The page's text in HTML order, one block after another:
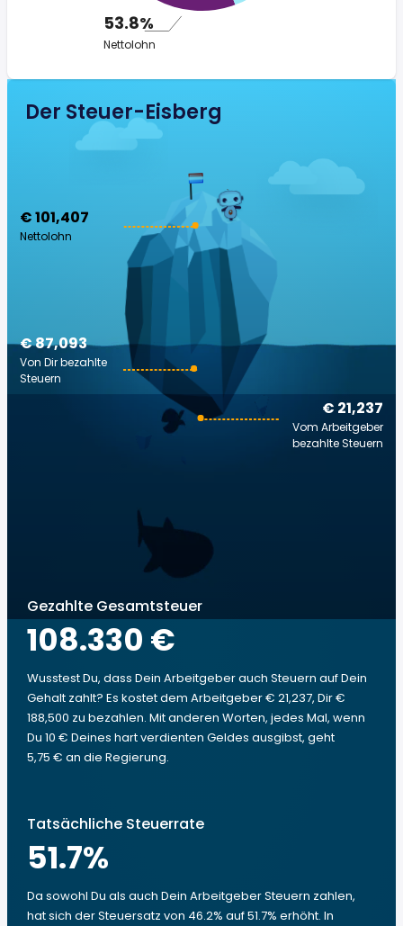
53.8%
Nettolohn
Der Steuer-Eisberg
€ 101,407
Nettolohn
€ 21,237
Vom Arbeitgeber
bezahlte Steuern
€ 87,093
Von Dir bezahlte
Steuern
Gezahlte Gesamtsteuer
108.330 €
Wusstest Du, dass Dein Arbeitgeber auch Steuern auf Dein
Gehalt zahlt? Es kostet dem Arbeitgeber € 21,237, Dir €
188,500 zu bezahlen. Mit anderen Worten, jedes Mal, wenn
Du 10 € Deines hart verdienten Geldes ausgibst, geht
5,75 € an die Regierung.
Tatsächliche Steuerrate
51.7%
Da sowohl Du als auch Dein Arbeitgeber Steuern zahlen,
hat sich der Steuersatz von 46.2% auf 51.7% erhöht. In